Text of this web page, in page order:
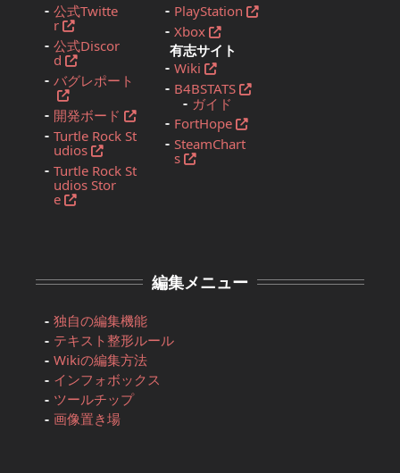
公式Twitte
r
公式Discor
d
バグレポート
開発ボード
Turtle Rock St
udios
Turtle Rock St
udios Stor
e
PlayStation
Xbox
有志サイト
Wiki
B4BSTATS
ガイド
FortHope
SteamChart
s
編集メニュー
独自の編集機能
テキスト整形ルール
Wikiの編集方法
インフォボックス
ツールチップ
画像置き場